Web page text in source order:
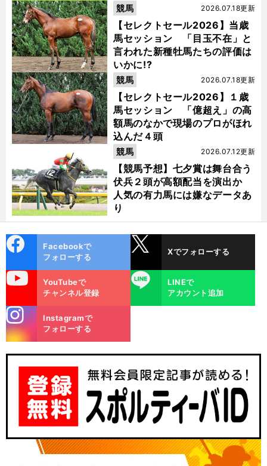
【セレクトセール2026】当歳
馬セッション 「目玉不在」と
言われた新種牡馬たちの評価は
いかに!?
2026.07.18更新
競馬
【セレクトセール2026】１歳
馬セッション 「億超え」の高
額馬のなかで現場のプロがほれ
込んだ４頭
2026.07.18更新
競馬
【競馬予想】七夕賞は舞台合う
伏兵２頭が高額配当を演出か
人気の有力馬には嫌なデータあ
り
2026.07.12更新
競馬
ok
Facebookで
フォローする
Xでフォローする
YouTubeで
チャンネル登録
LINE
LINEで
アカウント追加
m
Instagramで
フォローする